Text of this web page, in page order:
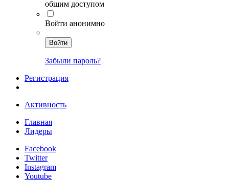
общим доступом
Войти анонимно
Войти
Забыли пароль?
Регистрация
Активность
Главная
Лидеры
Facebook
Twitter
Instagram
Youtube